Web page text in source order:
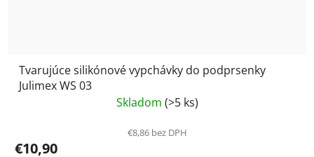
Tvarujúce silikónové vypchávky do podprsenky
Julimex WS 03
Skladom (>5 ks)
€8,86 bez DPH
€10,90